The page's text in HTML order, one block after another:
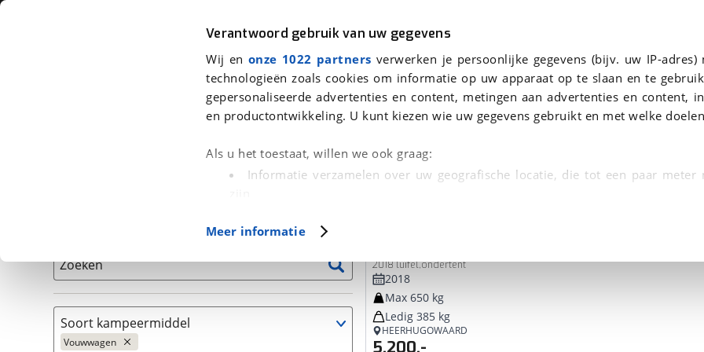
Verantwoord gebruik van uw gegevens
Wij en onze 1022 partners verwerken je persoonlijke gegevens (bijv. uw IP-adres)
technologieën zoals cookies om informatie op uw apparaat op te slaan en te
gepersonaliseerde advertenties en content, metingen aan advertenties en content,
en productontwikkeling. U kunt kiezen wie uw gegevens gebruikt en met welke
Als u het toestaat, willen we ook graag:
Informatie verzamelen over uw geografische locatie, die tot een paar meter
(fingerprinting)
in. U kunt uw toestemming op elk moment wijzigen of
Cookieverklaring.
Met cookies en vergelijkbare technieken zorgen we voor een betere en meer
Functionele cookies zorgen ervoor dat de website goed werkt. Ook gebruiken we
Meer informatie
Auto Fiets Motor
Kampeervoertuigen>Vouwwagenvoertuigen
We hebben 23 kampeervoertuigen voor je gevonden
Zoeken
Soort kampeermiddel
Vouwwagen
2018 luifel,ondertent
2018
Max 650 kg
Ledig 385 kg
HEERHUGOWAARD
5.200,-